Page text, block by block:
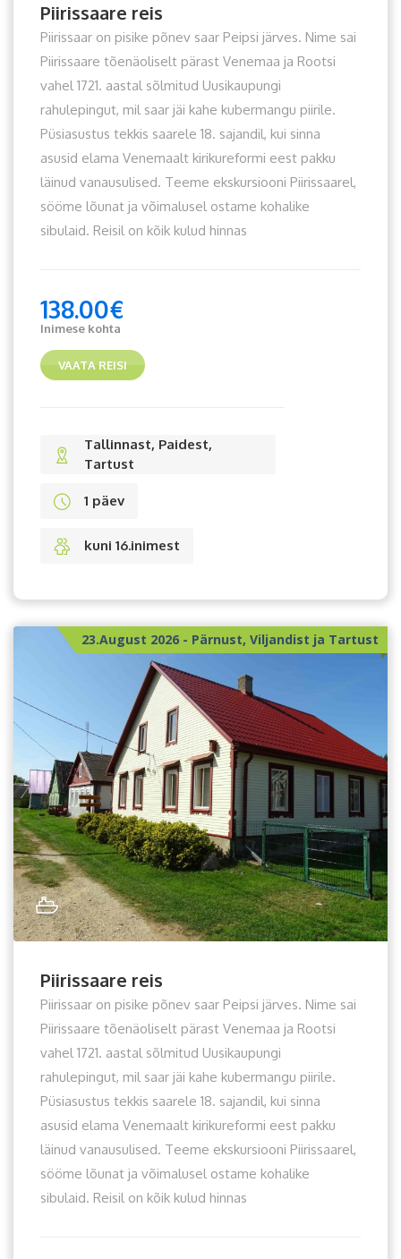
Piirissaare reis
Piirissaar on pisike põnev saar Peipsi järves. Nime sai
Piirissaare tõenäoliselt pärast Venemaa ja Rootsi
vahel 1721. aastal sõlmitud Uusikaupungi
rahulepingut, mil saar jäi kahe kubermangu piirile.
Püsiasustus tekkis saarele 18. sajandil, kui sinna
asusid elama Venemaalt kirikureformi eest pakku
läinud vanausulised. Teeme ekskursiooni Piirissaarel,
sööme lõunat ja võimalusel ostame kohalike
sibulaid. Reisil on kõik kulud hinnas
138.00€
Inimese kohta
VAATA REISI
Tallinnast, Paidest,
Tartust
1 päev
kuni 16.inimest
23.August 2026 - Pärnust, Viljandist ja Tartust
Piirissaare reis
Piirissaar on pisike põnev saar Peipsi järves. Nime sai
Piirissaare tõenäoliselt pärast Venemaa ja Rootsi
vahel 1721. aastal sõlmitud Uusikaupungi
rahulepingut, mil saar jäi kahe kubermangu piirile.
Püsiasustus tekkis saarele 18. sajandil, kui sinna
asusid elama Venemaalt kirikureformi eest pakku
läinud vanausulised. Teeme ekskursiooni Piirissaarel,
sööme lõunat ja võimalusel ostame kohalike
sibulaid. Reisil on kõik kulud hinnas